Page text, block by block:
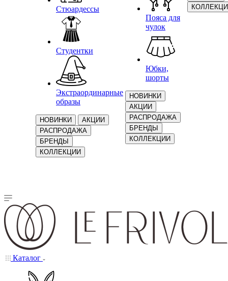
Стюардессы
Студентки
Экстраординарные
образы
НОВИНКИ
АКЦИИ
РАСПРОДАЖА
БРЕНДЫ
КОЛЛЕКЦИИ
Пояса для
чулок
Юбки,
шорты
НОВИНКИ
АКЦИИ
РАСПРОДАЖА
БРЕНДЫ
КОЛЛЕКЦИИ
Каталог